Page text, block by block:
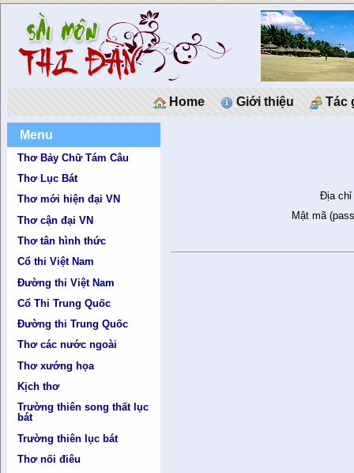
Home Giới thiệu Tác
Menu
Thơ Bảy Chữ Tám Câu
Thơ Lục Bát
Thơ mới hiện đại VN
Thơ cận đại VN
Thơ tân hình thức
Cổ thi Việt Nam
Đường thi Việt Nam
Cổ Thi Trung Quốc
Đường thi Trung Quốc
Thơ các nước ngoài
Thơ xướng họa
Kịch thơ
Trường thiên song thất lục
bát
Trường thiên lục bát
Thơ nối điêu
Địa chỉ
Mật mã